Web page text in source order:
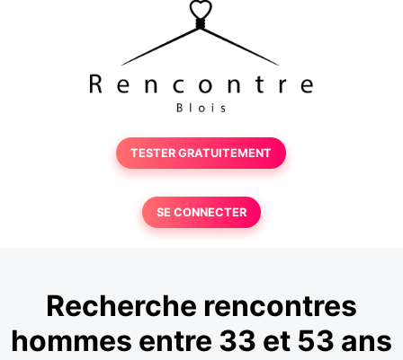
TESTER GRATUITEMENT
SE CONNECTER
Recherche rencontres
hommes entre 33 et 53 ans